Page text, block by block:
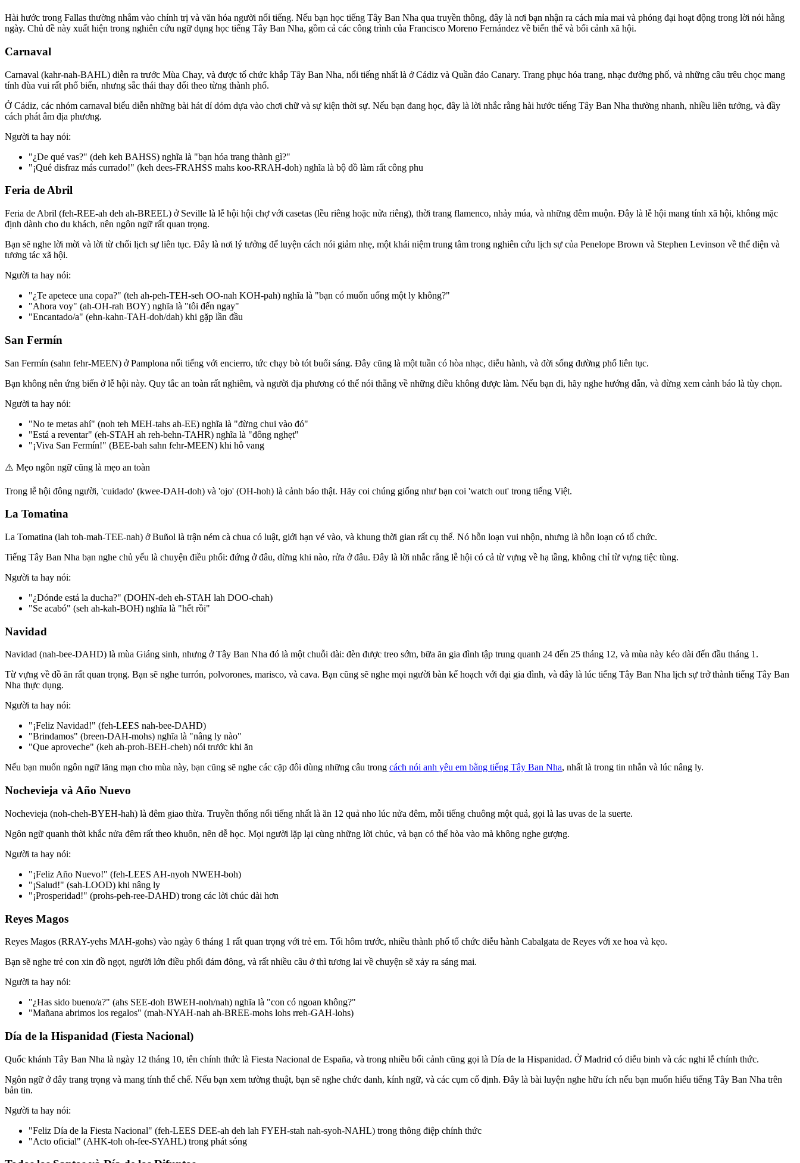
Hài hước trong Fallas thường nhắm vào chính trị và văn hóa người nổi tiếng. Nếu bạn học tiếng Tây Ban Nha qua truyền thông, đây là nơi bạn nhận ra cách mỉa mai và phóng đại hoạt động trong lời nói hằng
ngày. Chủ đề này xuất hiện trong nghiên cứu ngữ dụng học tiếng Tây Ban Nha, gồm cả các công trình của Francisco Moreno Fernández về biến thể và bối cảnh xã hội.
Carnaval
Carnaval (kahr-nah-BAHL) diễn ra trước Mùa Chay, và được tổ chức khắp Tây Ban Nha, nổi tiếng nhất là ở Cádiz và Quần đảo Canary. Trang phục hóa trang, nhạc đường phố, và những câu trêu chọc mang
tính đùa vui rất phổ biến, nhưng sắc thái thay đổi theo từng thành phố.
Ở Cádiz, các nhóm carnaval biểu diễn những bài hát dí dỏm dựa vào chơi chữ và sự kiện thời sự. Nếu bạn đang học, đây là lời nhắc rằng hài hước tiếng Tây Ban Nha thường nhanh, nhiều liên tưởng, và đầy
cách phát âm địa phương.
Người ta hay nói:
"¿De qué vas?" (deh keh BAHSS) nghĩa là "bạn hóa trang thành gì?"
"¡Qué disfraz más currado!" (keh dees-FRAHSS mahs koo-RRAH-doh) nghĩa là bộ đồ làm rất công phu
Feria de Abril
Feria de Abril (feh-REE-ah deh ah-BREEL) ở Seville là lễ hội hội chợ với casetas (lều riêng hoặc nửa riêng), thời trang flamenco, nhảy múa, và những đêm muộn. Đây là lễ hội mang tính xã hội, không mặc
định dành cho du khách, nên ngôn ngữ rất quan trọng.
Bạn sẽ nghe lời mời và lời từ chối lịch sự liên tục. Đây là nơi lý tưởng để luyện cách nói giảm nhẹ, một khái niệm trung tâm trong nghiên cứu lịch sự của Penelope Brown và Stephen Levinson về thể diện và
tương tác xã hội.
Người ta hay nói:
"¿Te apetece una copa?" (teh ah-peh-TEH-seh OO-nah KOH-pah) nghĩa là "bạn có muốn uống một ly không?"
"Ahora voy" (ah-OH-rah BOY) nghĩa là "tôi đến ngay"
"Encantado/a" (ehn-kahn-TAH-doh/dah) khi gặp lần đầu
San Fermín
San Fermín (sahn fehr-MEEN) ở Pamplona nổi tiếng với encierro, tức chạy bò tót buổi sáng. Đây cũng là một tuần có hòa nhạc, diễu hành, và đời sống đường phố liên tục.
Bạn không nên ứng biến ở lễ hội này. Quy tắc an toàn rất nghiêm, và người địa phương có thể nói thẳng về những điều không được làm. Nếu bạn đi, hãy nghe hướng dẫn, và đừng xem cảnh báo là tùy chọn.
Người ta hay nói:
"No te metas ahí" (noh teh MEH-tahs ah-EE) nghĩa là "đừng chui vào đó"
"Está a reventar" (eh-STAH ah reh-behn-TAHR) nghĩa là "đông nghẹt"
"¡Viva San Fermín!" (BEE-bah sahn fehr-MEEN) khi hô vang
⚠️ Mẹo ngôn ngữ cũng là mẹo an toàn
Trong lễ hội đông người, 'cuidado' (kwee-DAH-doh) và 'ojo' (OH-hoh) là cảnh báo thật. Hãy coi chúng giống như bạn coi 'watch out' trong tiếng Việt.
La Tomatina
La Tomatina (lah toh-mah-TEE-nah) ở Buñol là trận ném cà chua có luật, giới hạn vé vào, và khung thời gian rất cụ thể. Nó hỗn loạn vui nhộn, nhưng là hỗn loạn có tổ chức.
Tiếng Tây Ban Nha bạn nghe chủ yếu là chuyện điều phối: đứng ở đâu, dừng khi nào, rửa ở đâu. Đây là lời nhắc rằng lễ hội có cả từ vựng về hạ tầng, không chỉ từ vựng tiệc tùng.
Người ta hay nói:
"¿Dónde está la ducha?" (DOHN-deh eh-STAH lah DOO-chah)
"Se acabó" (seh ah-kah-BOH) nghĩa là "hết rồi"
Navidad
Navidad (nah-bee-DAHD) là mùa Giáng sinh, nhưng ở Tây Ban Nha đó là một chuỗi dài: đèn được treo sớm, bữa ăn gia đình tập trung quanh 24 đến 25 tháng 12, và mùa này kéo dài đến đầu tháng 1.
Từ vựng về đồ ăn rất quan trọng. Bạn sẽ nghe turrón, polvorones, marisco, và cava. Bạn cũng sẽ nghe mọi người bàn kế hoạch với đại gia đình, và đây là lúc tiếng Tây Ban Nha lịch sự trở thành tiếng Tây Ban
Nha thực dụng.
Người ta hay nói:
"¡Feliz Navidad!" (feh-LEES nah-bee-DAHD)
"Brindamos" (breen-DAH-mohs) nghĩa là "nâng ly nào"
"Que aproveche" (keh ah-proh-BEH-cheh) nói trước khi ăn
Nếu bạn muốn ngôn ngữ lãng mạn cho mùa này, bạn cũng sẽ nghe các cặp đôi dùng những câu trong cách nói anh yêu em bằng tiếng Tây Ban Nha, nhất là trong tin nhắn và lúc nâng ly.
Nochevieja và Año Nuevo
Nochevieja (noh-cheh-BYEH-hah) là đêm giao thừa. Truyền thống nổi tiếng nhất là ăn 12 quả nho lúc nửa đêm, mỗi tiếng chuông một quả, gọi là las uvas de la suerte.
Ngôn ngữ quanh thời khắc nửa đêm rất theo khuôn, nên dễ học. Mọi người lặp lại cùng những lời chúc, và bạn có thể hòa vào mà không nghe gượng.
Người ta hay nói:
"¡Feliz Año Nuevo!" (feh-LEES AH-nyoh NWEH-boh)
"¡Salud!" (sah-LOOD) khi nâng ly
"¡Prosperidad!" (prohs-peh-ree-DAHD) trong các lời chúc dài hơn
Reyes Magos
Reyes Magos (RRAY-yehs MAH-gohs) vào ngày 6 tháng 1 rất quan trọng với trẻ em. Tối hôm trước, nhiều thành phố tổ chức diễu hành Cabalgata de Reyes với xe hoa và kẹo.
Bạn sẽ nghe trẻ con xin đồ ngọt, người lớn điều phối đám đông, và rất nhiều câu ở thì tương lai về chuyện sẽ xảy ra sáng mai.
Người ta hay nói:
"¿Has sido bueno/a?" (ahs SEE-doh BWEH-noh/nah) nghĩa là "con có ngoan không?"
"Mañana abrimos los regalos" (mah-NYAH-nah ah-BREE-mohs lohs rreh-GAH-lohs)
Día de la Hispanidad (Fiesta Nacional)
Quốc khánh Tây Ban Nha là ngày 12 tháng 10, tên chính thức là Fiesta Nacional de España, và trong nhiều bối cảnh cũng gọi là Día de la Hispanidad. Ở Madrid có diễu binh và các nghi lễ chính thức.
Ngôn ngữ ở đây trang trọng và mang tính thể chế. Nếu bạn xem tường thuật, bạn sẽ nghe chức danh, kính ngữ, và các cụm cố định. Đây là bài luyện nghe hữu ích nếu bạn muốn hiểu tiếng Tây Ban Nha trên
bản tin.
Người ta hay nói:
"Feliz Día de la Fiesta Nacional" (feh-LEES DEE-ah deh lah FYEH-stah nah-syoh-NAHL) trong thông điệp chính thức
"Acto oficial" (AHK-toh oh-fee-SYAHL) trong phát sóng